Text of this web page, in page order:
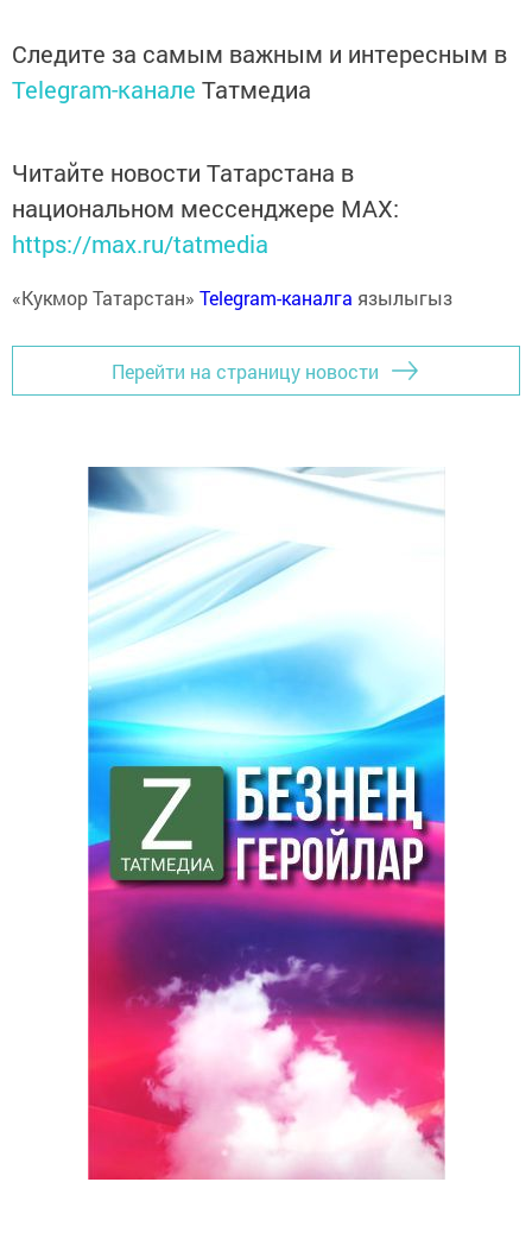
Следите за самым важным и интересным в
Telegram-канале Татмедиа
Читайте новости Татарстана в
национальном мессенджере MАХ:
https://max.ru/tatmedia
«Кукмор Татарстан» Telegram-каналга язылыгыз
Перейти на страницу новости